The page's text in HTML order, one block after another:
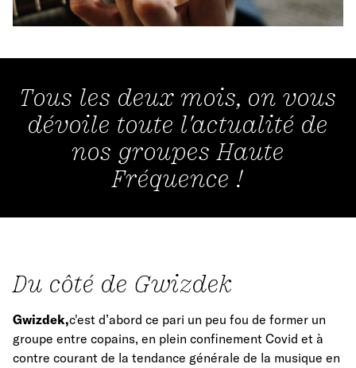
Tous les deux mois, on vous
dévoile toute l'actualité de
nos groupes Haute
Fréquence !
Du côté de Gwizdek
Gwizdek,c'est d’abord ce pari un peu fou de former un
groupe entre copains, en plein confinement Covid et à
contre courant de la tendance générale de la musique en